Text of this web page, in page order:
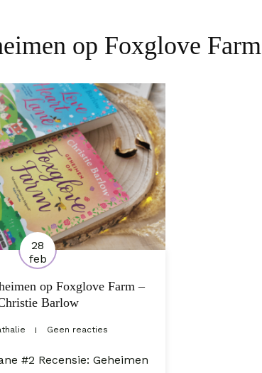
op Foxglove Farm
28
feb
op Foxglove Farm –
Barlow
Geen reacties
#2 Recensie: Geheimen